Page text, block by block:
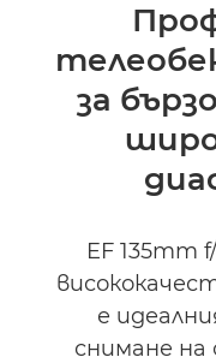
Спецификации
за
EF 135mm
е
снимане